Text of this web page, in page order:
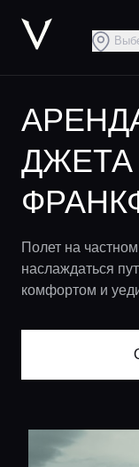
ДЖЕТА
Полет на
наслаждаться
комфортом и